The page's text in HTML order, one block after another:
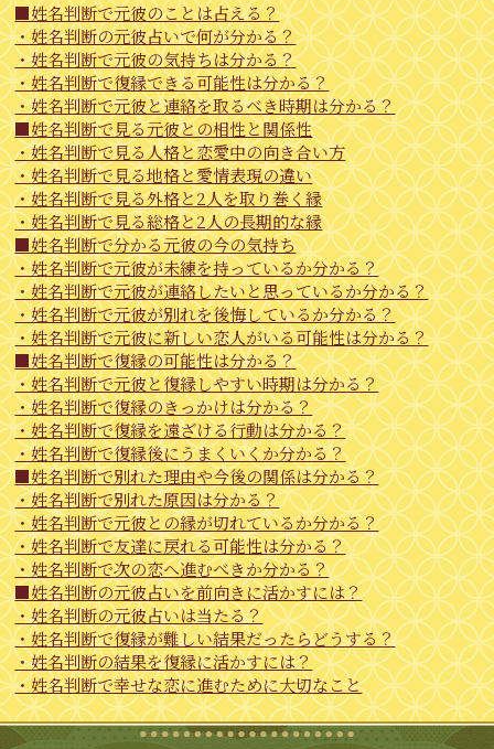
■姓名判断で元彼のことは占える？
・姓名判断の元彼占いで何が分かる？
・姓名判断で元彼の気持ちは分かる？
・姓名判断で復縁できる可能性は分かる？
・姓名判断で元彼と連絡を取るべき時期は分かる？
■姓名判断で見る元彼との相性と関係性
・姓名判断で見る人格と恋愛中の向き合い方
・姓名判断で見る地格と愛情表現の違い
・姓名判断で見る外格と2人を取り巻く縁
・姓名判断で見る総格と2人の長期的な縁
■姓名判断で分かる元彼の今の気持ち
・姓名判断で元彼が未練を持っているか分かる？
・姓名判断で元彼が連絡したいと思っているか分かる？
・姓名判断で元彼が別れを後悔しているか分かる？
・姓名判断で元彼に新しい恋人がいる可能性は分かる？
■姓名判断で復縁の可能性は分かる？
・姓名判断で元彼と復縁しやすい時期は分かる？
・姓名判断で復縁のきっかけは分かる？
・姓名判断で復縁を遠ざける行動は分かる？
・姓名判断で復縁後にうまくいくか分かる？
■姓名判断で別れた理由や今後の関係は分かる？
・姓名判断で別れた原因は分かる？
・姓名判断で元彼との縁が切れているか分かる？
・姓名判断で友達に戻れる可能性は分かる？
・姓名判断で次の恋へ進むべきか分かる？
■姓名判断の元彼占いを前向きに活かすには？
・姓名判断の元彼占いは当たる？
・姓名判断で復縁が難しい結果だったらどうする？
・姓名判断の結果を復縁に活かすには？
・姓名判断で幸せな恋に進むために大切なこと